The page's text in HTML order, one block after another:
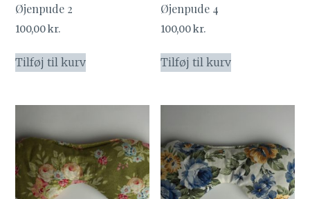
Øjenpude 2
100,00kr.
Tilføj til kurv
Øjenpude 4
100,00kr.
Tilføj til kurv